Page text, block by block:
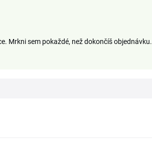
Mrkni sem pokaždé, než dokončíš objednávku.